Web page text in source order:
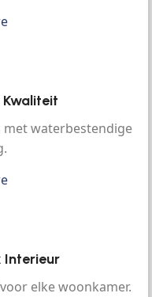
waterbestendige
Interieur
elke woonkamer.